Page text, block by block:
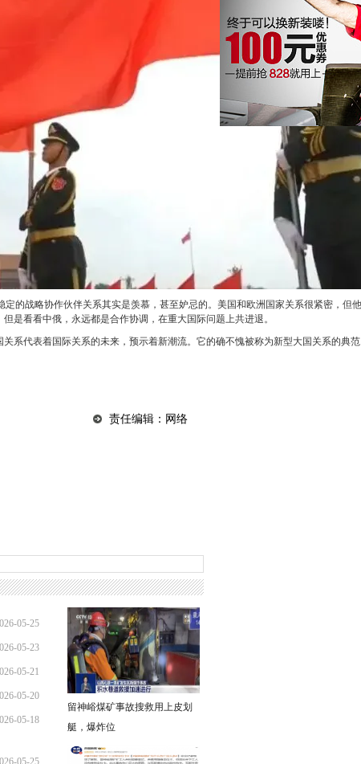
的战略协作伙伴关系其实是羡慕，甚至妒忌的。美国和欧洲国家关系很紧密，但
是看看中俄，永远都是合作协调，在重大国际问题上共进退。
系代表着国际关系的未来，预示着新潮流。它的确不愧被称为新型大国关系的典范
责任编辑：网络
05-25
09:11:17
05-23
10:17:56
05-21
08:19:03
05-20
08:29:08
05-18
05-25
留神峪煤矿事故搜救用上皮划
艇，爆炸位